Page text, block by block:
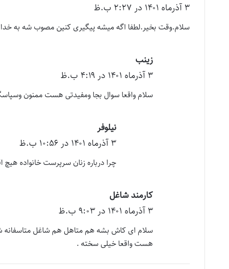
ف
ت
۳ آذر‌ماه ۱۴۰۱ در ۲:۲۷ ب.ظ
سلام.وقت بخیر.لطفا اگه میشه پیگیری کنین مصوب شه به خدا
زینب
ف
ت
۳ آذر‌ماه ۱۴۰۱ در ۴:۱۹ ب.ظ
سلام واقعا سوال بجا ومفیدتی هست ممنون
نیلوفرگ
ف
ت
۳ آذر‌ماه ۱۴۰۱ در ۱۰:۵۶ ب.ظ
چرا درباره زنان سرپرست خانواده
کارمند شاغل
ف
ت
:
۳ آذر‌ماه ۱۴۰۱ در ۹:۰۳ ب.ظ
سلام ای کاش بشه هم متاهل هم شاغل متاسفانه
هست واقعا خیلی سخته .